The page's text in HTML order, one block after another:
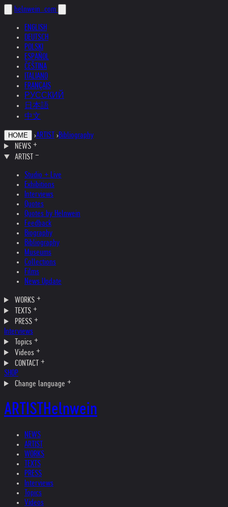
helnwein .com
ENGLISH
DEUTSCH
POLSKI
ESPAÑOL
ČEŠTINA
ITALIANO
FRANÇAIS
РУССКИЙ
日本語
中文
HOME ›ARTIST ›Bibliography
NEWS
ARTIST
Studio + Live
Exhibitions
Interviews
Quotes
Quotes by Helnwein
Feedback
Biography
Bibliography
Museums
Collections
Films
News Update
WORKS
TEXTS
PRESS
Interviews
Topics
Videos
CONTACT
SHOP
Change language
ARTISTHelnwein
NEWS
ARTIST
WORKS
TEXTS
PRESS
Interviews
Topics
Videos